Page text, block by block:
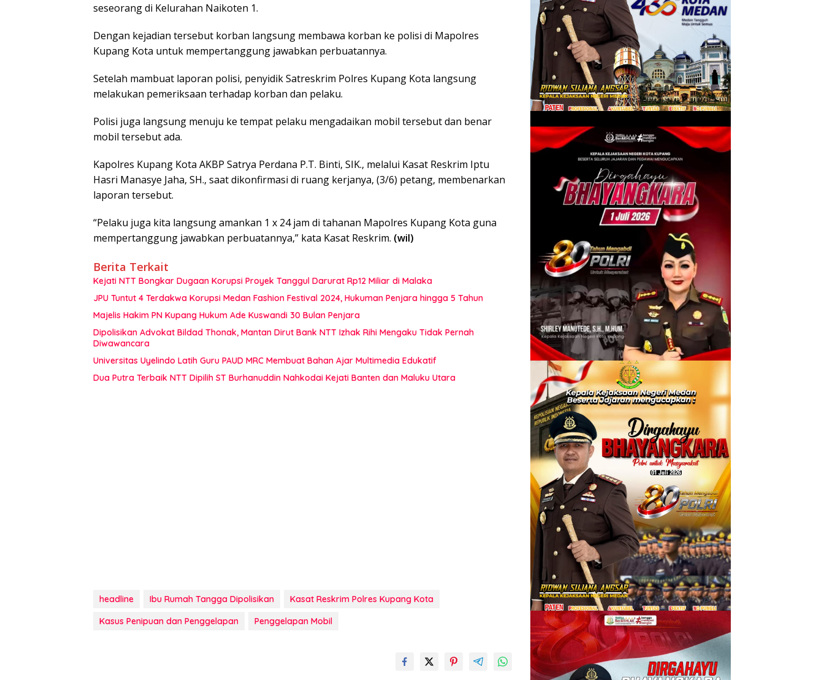
seseorang di Kelurahan Naikoten 1.
Dengan kejadian tersebut korban langsung membawa korban ke polisi di Mapolres
Kupang Kota untuk mempertanggung jawabkan perbuatannya.
Setelah mambuat laporan polisi, penyidik Satreskrim Polres Kupang Kota langsung
melakukan pemeriksaan terhadap korban dan pelaku.
Polisi juga langsung menuju ke tempat pelaku mengadaikan mobil tersebut dan benar
mobil tersebut ada.
Kapolres Kupang Kota AKBP Satrya Perdana P.T. Binti, SIK., melalui Kasat Reskrim Iptu
Hasri Manasye Jaha, SH., saat dikonfirmasi di ruang kerjanya, (3/6) petang, membenarkan
laporan tersebut.
“Pelaku juga kita langsung amankan 1 x 24 jam di tahanan Mapolres Kupang Kota guna
mempertanggung jawabkan perbuatannya,” kata Kasat Reskrim. (wil)
Berita Terkait
Kejati NTT Bongkar Dugaan Korupsi Proyek Tanggul Darurat Rp12 Miliar di Malaka
JPU Tuntut 4 Terdakwa Korupsi Medan Fashion Festival 2024, Hukuman Penjara hingga 5 Tahun
Majelis Hakim PN Kupang Hukum Ade Kuswandi 30 Bulan Penjara
Dipolisikan Advokat Bildad Thonak, Mantan Dirut Bank NTT Izhak Rihi Mengaku Tidak Pernah
Diwawancara
Universitas Uyelindo Latih Guru PAUD MRC Membuat Bahan Ajar Multimedia Edukatif
Dua Putra Terbaik NTT Dipilih ST Burhanuddin Nahkodai Kejati Banten dan Maluku Utara
headline Ibu Rumah Tangga Dipolisikan
Kasat Reskrim Polres Kupang Kota
Kasus Penipuan dan Penggelapan
Penggelapan Mobil